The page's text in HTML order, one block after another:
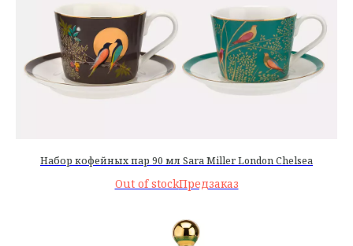
Набор кофейных пар 90 мл Sara Miller London Chelsea
Out of stock